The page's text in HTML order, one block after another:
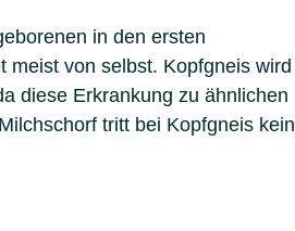
in den ersten
meist von selbst. Kopfgneis wird
diese Erkrankung zu ähnlichen
tritt bei Kopfgneis kein